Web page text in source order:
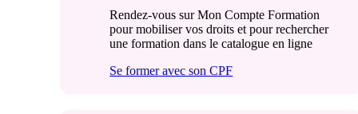
Rendez-vous sur Mon Compte Formation
pour mobiliser vos droits et pour rechercher
une formation dans le catalogue en ligne
Se former avec son CPF